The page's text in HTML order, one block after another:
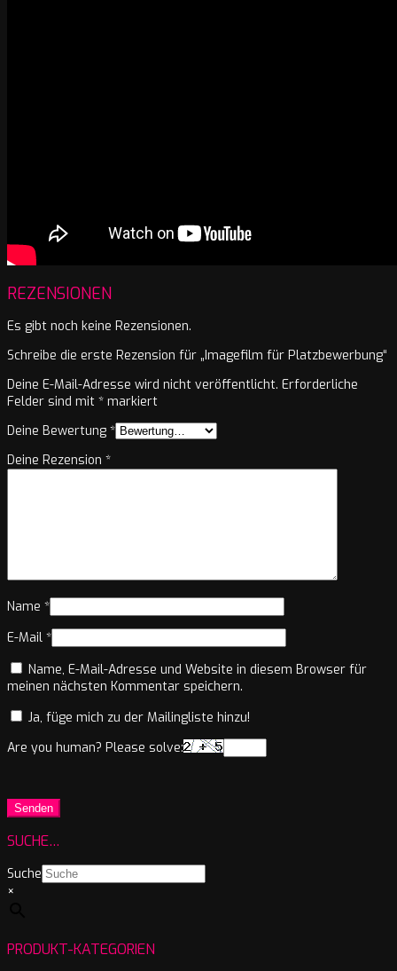
REZENSIONEN
Es gibt noch keine Rezensionen.
Schreibe die erste Rezension für „Imagefilm für Platzbewerbung“
Deine E-Mail-Adresse wird nicht veröffentlicht. Erforderliche
Felder sind mit * markiert
Deine Bewertung *
Deine Rezension *
Name *
E-Mail *
Name, E-Mail-Adresse und Website in diesem Browser für
meinen nächsten Kommentar speichern.
Ja, füge mich zu der Mailingliste hinzu!
Are you human? Please solve:
SUCHE…
Suche
×
PRODUKT-KATEGORIEN